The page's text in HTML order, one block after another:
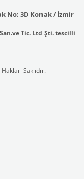
No: 3D Konak / İzmir
Tic. Ltd Şti. tescilli
Saklıdır.